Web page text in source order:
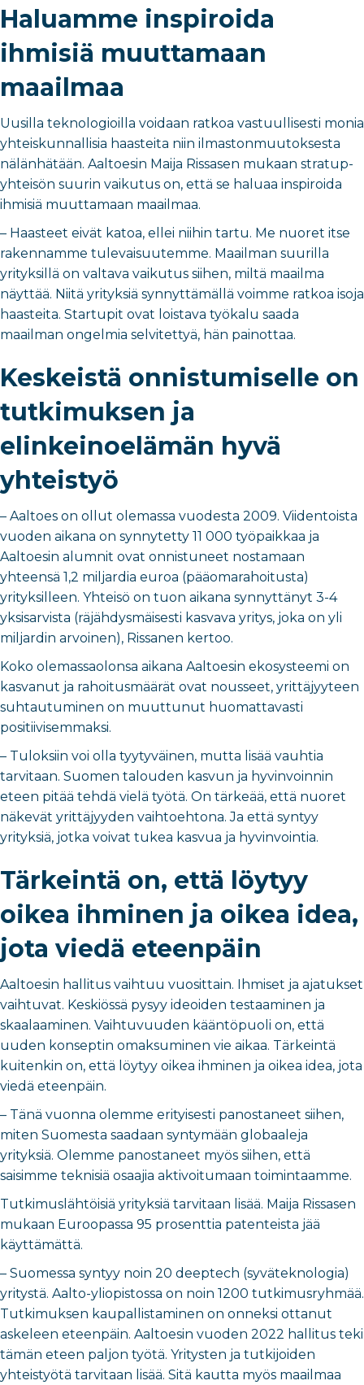
Haluamme inspiroida
ihmisiä muuttamaan
maailmaa
Uusilla teknologioilla voidaan ratkoa vastuullisesti monia
yhteiskunnallisia haasteita niin ilmastonmuutoksesta
nälänhätään. Aaltoesin Maija Rissasen mukaan stratup-
yhteisön suurin vaikutus on, että se haluaa inspiroida
ihmisiä muuttamaan maailmaa.
– Haasteet eivät katoa, ellei niihin tartu. Me nuoret itse
rakennamme tulevaisuutemme. Maailman suurilla
yrityksillä on valtava vaikutus siihen, miltä maailma
näyttää. Niitä yrityksiä synnyttämällä voimme ratkoa isoja
haasteita. Startupit ovat loistava työkalu saada
maailman ongelmia selvitettyä, hän painottaa.
Keskeistä onnistumiselle on
tutkimuksen ja
elinkeinoelämän hyvä
yhteistyö
– Aaltoes on ollut olemassa vuodesta 2009. Viidentoista
vuoden aikana on synnytetty 11 000 työpaikkaa ja
Aaltoesin alumnit ovat onnistuneet nostamaan
yhteensä 1,2 miljardia euroa (pääomarahoitusta)
yrityksilleen. Yhteisö on tuon aikana synnyttänyt 3-4
yksisarvista (räjähdysmäisesti kasvava yritys, joka on yli
miljardin arvoinen), Rissanen kertoo.
Koko olemassaolonsa aikana Aaltoesin ekosysteemi on
kasvanut ja rahoitusmäärät ovat nousseet, yrittäjyyteen
suhtautuminen on muuttunut huomattavasti
positiivisemmaksi.
– Tuloksiin voi olla tyytyväinen, mutta lisää vauhtia
tarvitaan. Suomen talouden kasvun ja hyvinvoinnin
eteen pitää tehdä vielä työtä. On tärkeää, että nuoret
näkevät yrittäjyyden vaihtoehtona. Ja että syntyy
yrityksiä, jotka voivat tukea kasvua ja hyvinvointia.
Tärkeintä on, että löytyy
oikea ihminen ja oikea idea,
jota viedä eteenpäin
Aaltoesin hallitus vaihtuu vuosittain. Ihmiset ja ajatukset
vaihtuvat. Keskiössä pysyy ideoiden testaaminen ja
skaalaaminen. Vaihtuvuuden kääntöpuoli on, että
uuden konseptin omaksuminen vie aikaa. Tärkeintä
kuitenkin on, että löytyy oikea ihminen ja oikea idea, jota
viedä eteenpäin.
– Tänä vuonna olemme erityisesti panostaneet siihen,
miten Suomesta saadaan syntymään globaaleja
yrityksiä. Olemme panostaneet myös siihen, että
saisimme teknisiä osaajia aktivoitumaan toimintaamme.
Tutkimuslähtöisiä yrityksiä tarvitaan lisää. Maija Rissasen
mukaan Euroopassa 95 prosenttia patenteista jää
käyttämättä.
– Suomessa syntyy noin 20 deeptech (syväteknologia)
yritystä. Aalto-yliopistossa on noin 1200 tutkimusryhmää.
Tutkimuksen kaupallistaminen on onneksi ottanut
askeleen eteenpäin. Aaltoesin vuoden 2022 hallitus teki
tämän eteen paljon työtä. Yritysten ja tutkijoiden
yhteistyötä tarvitaan lisää. Sitä kautta myös maailmaa